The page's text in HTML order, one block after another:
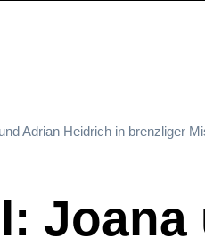
Adrian Heidrich in brenzliger
Joana